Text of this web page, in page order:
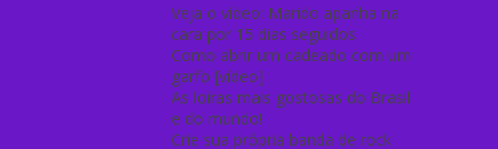
Veja o vídeo: Marido apanha na
cara por 15 dias seguidos
Como abrir um cadeado com um
garfo [vídeo]
As loiras mais gostosas do Brasil
e do mundo!
Crie sua própria banda de rock